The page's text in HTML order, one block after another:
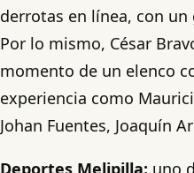
derrotas en línea, con
Por lo mismo, César
momento de un elenco
experiencia como
Johan Fuentes, Joaquín
Deportes Melipilla: uno